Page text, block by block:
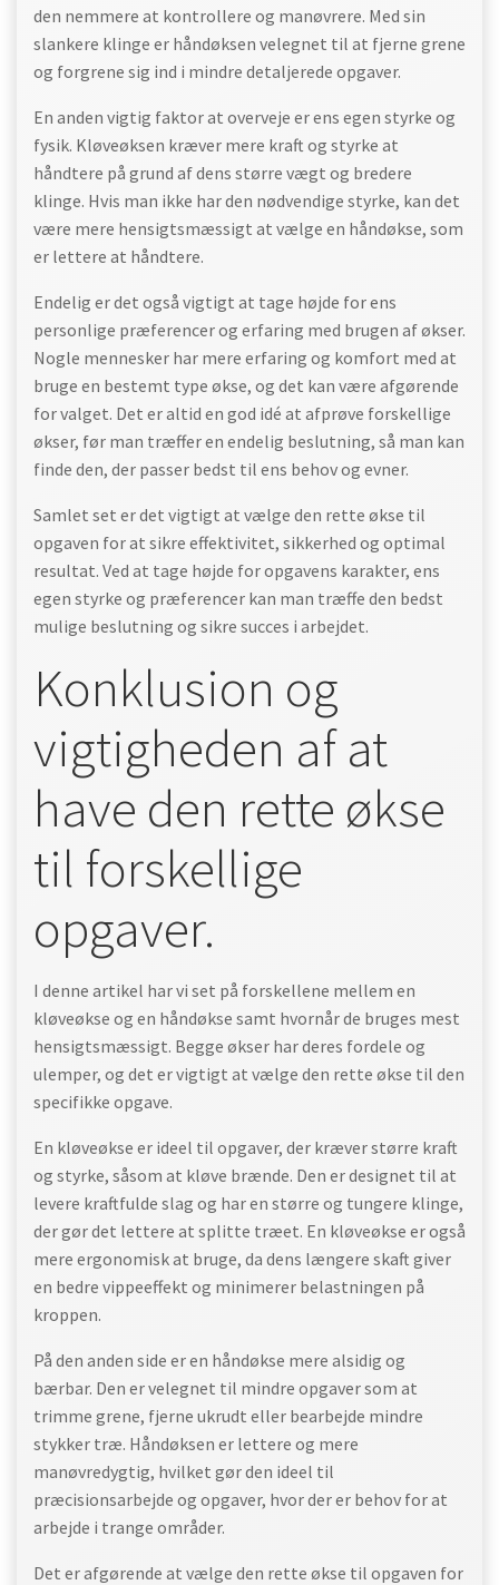
den nemmere at kontrollere og manøvrere. Med sin
slankere klinge er håndøksen velegnet til at fjerne grene
og forgrene sig ind i mindre detaljerede opgaver.
En anden vigtig faktor at overveje er ens egen styrke og
fysik. Kløveøksen kræver mere kraft og styrke at
håndtere på grund af dens større vægt og bredere
klinge. Hvis man ikke har den nødvendige styrke, kan det
være mere hensigtsmæssigt at vælge en håndøkse, som
er lettere at håndtere.
Endelig er det også vigtigt at tage højde for ens
personlige præferencer og erfaring med brugen af økser.
Nogle mennesker har mere erfaring og komfort med at
bruge en bestemt type økse, og det kan være afgørende
for valget. Det er altid en god idé at afprøve forskellige
økser, før man træffer en endelig beslutning, så man kan
finde den, der passer bedst til ens behov og evner.
Samlet set er det vigtigt at vælge den rette økse til
opgaven for at sikre effektivitet, sikkerhed og optimal
resultat. Ved at tage højde for opgavens karakter, ens
egen styrke og præferencer kan man træffe den bedst
mulige beslutning og sikre succes i arbejdet.
Konklusion og
vigtigheden af at
have den rette økse
til forskellige
opgaver.
I denne artikel har vi set på forskellene mellem en
kløveøkse og en håndøkse samt hvornår de bruges mest
hensigtsmæssigt. Begge økser har deres fordele og
ulemper, og det er vigtigt at vælge den rette økse til den
specifikke opgave.
En kløveøkse er ideel til opgaver, der kræver større kraft
og styrke, såsom at kløve brænde. Den er designet til at
levere kraftfulde slag og har en større og tungere klinge,
der gør det lettere at splitte træet. En kløveøkse er også
mere ergonomisk at bruge, da dens længere skaft giver
en bedre vippeeffekt og minimerer belastningen på
kroppen.
På den anden side er en håndøkse mere alsidig og
bærbar. Den er velegnet til mindre opgaver som at
trimme grene, fjerne ukrudt eller bearbejde mindre
stykker træ. Håndøksen er lettere og mere
manøvredygtig, hvilket gør den ideel til
præcisionsarbejde og opgaver, hvor der er behov for at
arbejde i trange områder.
Det er afgørende at vælge den rette økse til opgaven for